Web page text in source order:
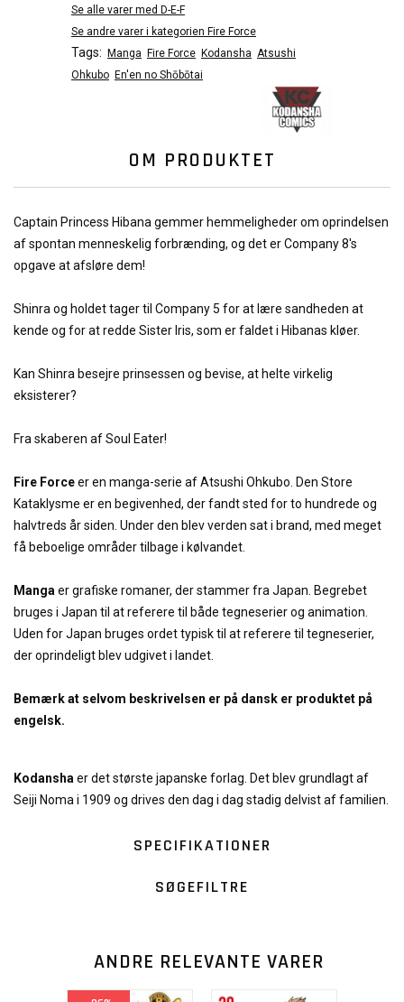
Se alle varer med D-E-F
Se andre varer i kategorien Fire Force
Tags: Manga Fire Force Kodansha Atsushi
Ohkubo En'en no Shōbōtai
OM PRODUKTET
Captain Princess Hibana gemmer hemmeligheder om oprindelsen
af spontan menneskelig forbrænding, og det er Company 8's
opgave at afsløre dem!
Shinra og holdet tager til Company 5 for at lære sandheden at
kende og for at redde Sister Iris, som er faldet i Hibanas kløer.
Kan Shinra besejre prinsessen og bevise, at helte virkelig
eksisterer?
Fra skaberen af Soul Eater!
Fire Forceer en manga-serie af Atsushi Ohkubo. Den Store
Kataklysme er en begivenhed, der fandt sted for to hundrede og
halvtreds år siden. Under den blev verden sat i brand, med meget
få beboelige områder tilbage i kølvandet.
Manga er grafiske romaner, der stammer fra Japan. Begrebet
bruges i Japan til at referere til både tegneserier og animation.
Uden for Japan bruges ordet typisk til at referere til tegneserier,
der oprindeligt blev udgivet i landet.
Bemærk at selvom beskrivelsen er på dansk er produktet på
engelsk.
Kodansha er det største japanske forlag. Det blev grundlagt af
Seiji Noma i 1909 og drives den dag i dag stadig delvist af familien.
SPECIFIKATIONER
SØGEFILTRE
ANDRE RELEVANTE VARER